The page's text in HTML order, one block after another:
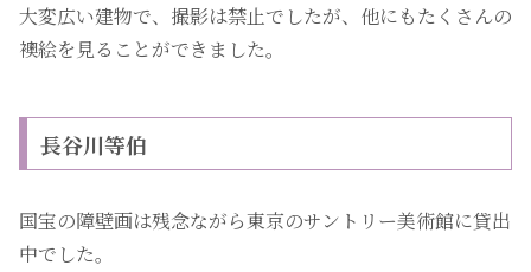
大変広い建物で、撮影は禁止でしたが、他にもたくさんの
襖絵を見ることができました。
長谷川等伯
国宝の障壁画は残念ながら東京のサントリー美術館に貸出
中でした。